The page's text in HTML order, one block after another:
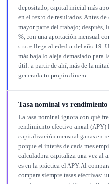
depositado, capital inicial más
en el texto de resultados. Antes
mayor parte del trabajo; después,
%, con una aportación mensual
cruce llega alrededor del año 19.
más baja lo aleja demasiado para
útil: a partir de ahí, más de la
generado tu propio dinero.
Tasa nominal vs
La tasa nominal ignora con qué
rendimiento efectivo anual
capitalización mensual ganas en
porque el interés de cada mes
calculadora capitaliza una vez al
es en la práctica el APY. Al
compara siempre tasas efectivas: